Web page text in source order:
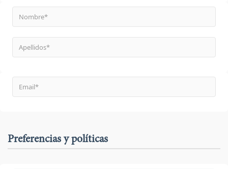
Preferencias y políticas